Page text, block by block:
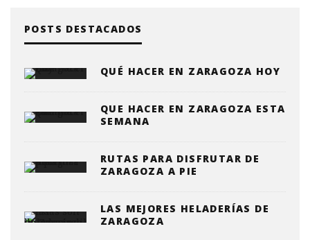
POSTS DESTACADOS
QUÉ HACER EN ZARAGOZA HOY
QUE HACER EN ZARAGOZA ESTA
SEMANA
RUTAS PARA DISFRUTAR DE
ZARAGOZA A PIE
LAS MEJORES HELADERÍAS DE
ZARAGOZA